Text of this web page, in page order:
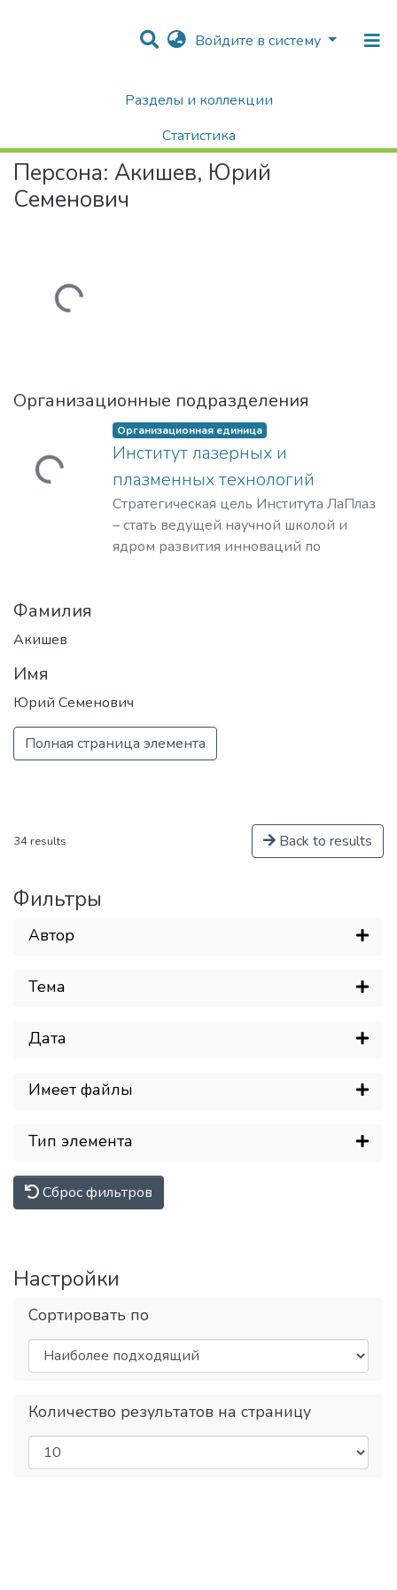
Войдите в систему
Разделы и коллекции
Статистика
Поиск
Авторы Университета
Персона: Акишев, Юрий
Семенович
Организационные подразделения
Организационная единица
Институт лазерных и
плазменных технологий
Стратегическая цель Института ЛаПлаз
– стать ведущей научной школой и
ядром развития инноваций по
Фамилия
Акишев
Имя
Юрий Семенович
Полная страница элемента
34 results Back to results
Фильтры
Автор
Тема
Дата
Имеет файлы
Тип элемента
Сброс фильтров
Настройки
Сортировать по
Количество результатов на страницу